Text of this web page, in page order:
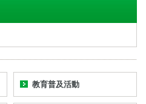
教育普及活動